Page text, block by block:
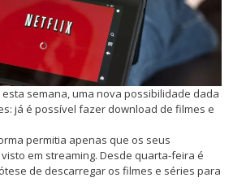
semana, uma nova possibilidade dada
já é possível fazer download de filmes e
permitia apenas que os seus
em streaming. Desde quarta-feira é
de descarregar os filmes e séries para